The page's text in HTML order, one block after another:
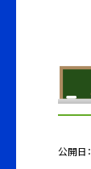
公開日